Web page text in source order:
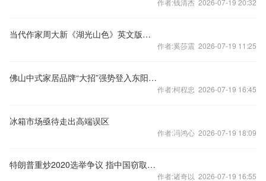
作者:钱清杰 2026-07-19 20:32
当代作家周大新《湖光山色》英文版发布会成功举办
作者:奚莎震 2026-07-19 11:25
佛山中式家居品牌“大招”强势登入东阳红木家具市场
作者:柯程忠 2026-07-19 16:45
冰箱市场亟待走出高端误区
作者:冯鸿心 2026-07-19 18:09
特朗普重炒2020选举争议 指中国窃取2.2亿选民资料
作者:诸奇以 2026-07-19 16:55